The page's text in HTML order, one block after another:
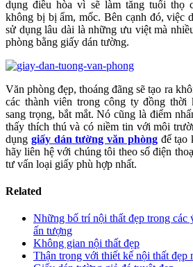
dụng điều hòa vì sẽ làm tăng tuổi thọ
không bị bị ẩm, mốc. Bên cạnh đó, việc
sử dụng lâu dài là những ưu việt mà
phòng bằng giấy dán tường.
Văn phòng đẹp, thoáng đãng sẽ tạo ra
các thành viên trong công ty đồng thời
sang trọng, bắt mắt. Nó cũng là điểm
thấy thích thú và có niềm tin với môi
dụng giấy dán tường văn phòngđể tạo
hãy liên hệ với chúng tôi theo số điện
tư vấn loại giấy phù hợp nhất.
Related
Những bố trí nội thất đẹp trong các
ấn tượng
Không gian nội thất đẹp
Thận trọng với thiết kế nội thất đẹp